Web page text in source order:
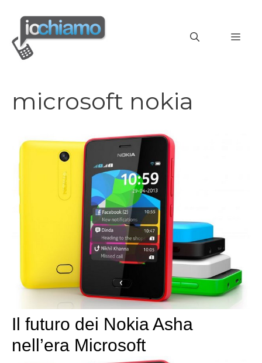
contenuto
microsoft nokia
Il futuro dei Nokia Asha
nell’era Microsoft